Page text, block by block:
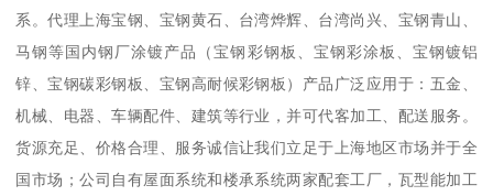
系。代理上海宝钢、宝钢黄石、台湾烨辉、台湾尚兴、宝钢青山、
马钢等国内钢厂涂镀产品（宝钢彩钢板、宝钢彩涂板、宝钢镀铝
锌、宝钢碳彩钢板、宝钢高耐候彩钢板）产品广泛应用于：五金、
机械、电器、车辆配件、建筑等行业，并可代客加工、配送服务。
货源充足、价格合理、服务诚信让我们立足于上海地区市场并于全
国市场；公司自有屋面系统和楼承系统两家配套工厂，瓦型能加工